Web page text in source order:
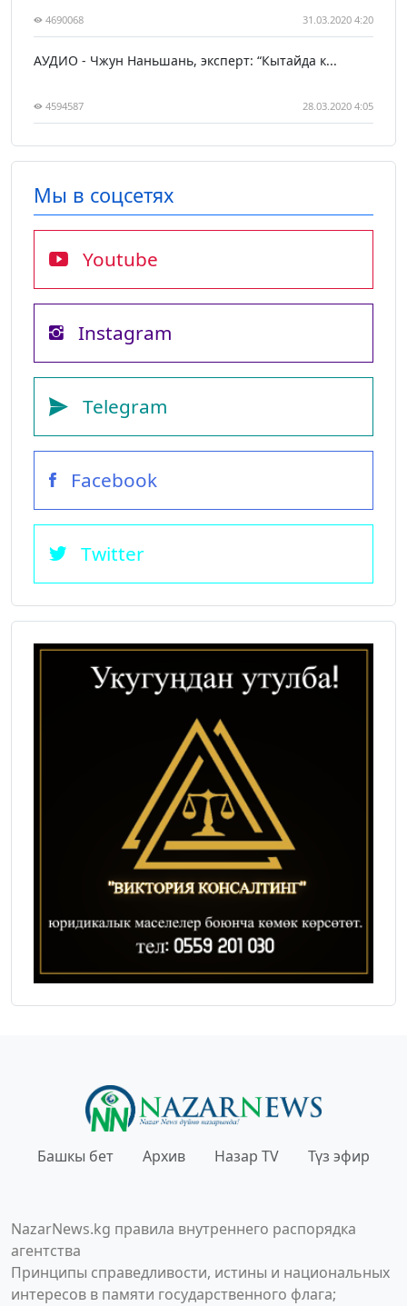
4690068 31.03.2020 4:20
АУДИО - Чжун Наньшань, эксперт: “Кытайда к...
4594587 28.03.2020 4:05
Мы в соцсетях
Youtube
Instagram
Telegram
Facebook
Twitter
Башкы бет Архив Назар TV Түз эфир
NazarNews.kg правила внутреннего распорядка
агентства
Принципы справедливости, истины и национальных
интересов в памяти государственного флага;